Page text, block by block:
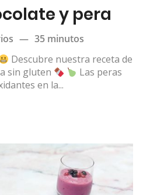
y pera
— 35 minutos
Descubre nuestra receta de
sin gluten
Las peras
en la...